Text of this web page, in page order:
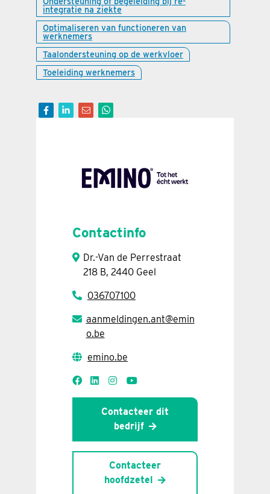
integratie na ziekte
Optimaliseren van functioneren van
werknemers
Taalondersteuning op de werkvloer
Toeleiding werknemers
Contactinfo
Dr.-Van de Perrestraat
218 B, 2440 Geel
036707100
aanmeldingen.ant@emin
o.be
emino.be
Contacteer dit
bedrijf
Contacteer
hoofdzetel